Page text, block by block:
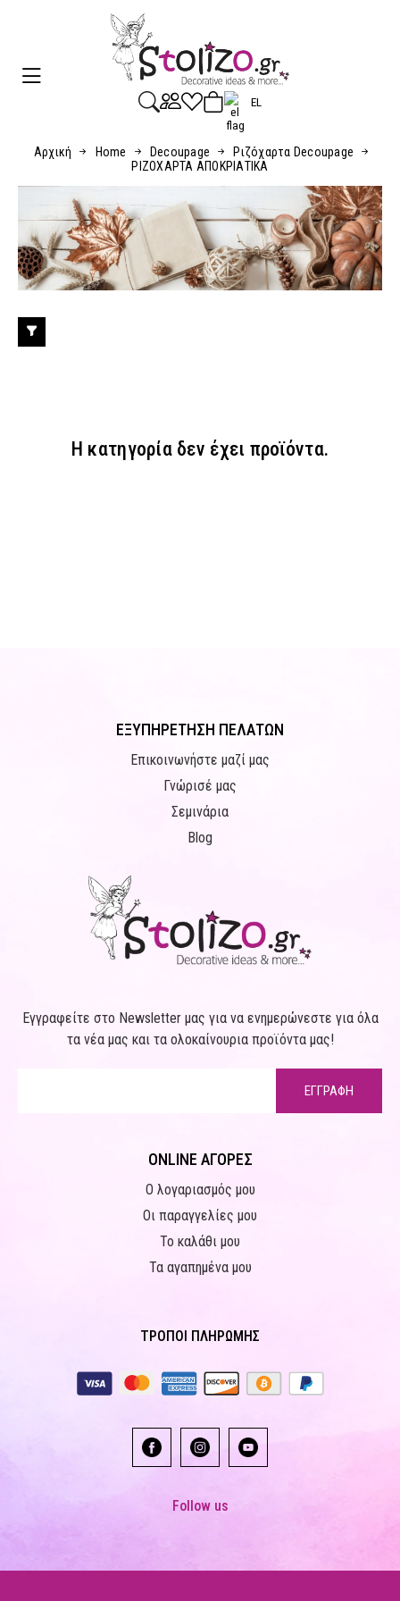
EL
Αρχική Home Decoupage
Ριζόχαρτα Decoupage
ΡΙΖΟΧΑΡΤΑ ΑΠΟΚΡΙΑΤΙΚΑ
Η κατηγορία δεν έχει προϊόντα.
ΕΞΥΠΗΡΕΤΗΣΗ ΠΕΛΑΤΩΝ
Επικοινωνήστε μαζί μας
Γνώρισέ μας
Σεμινάρια
Blog
Εγγραφείτε στο Newsletter μας για να ενημερώνεστε για όλα
τα νέα μας και τα ολοκαίνουρια προϊόντα μας!
ΕΓΓΡΑΦΗ
ONLINE ΑΓΟΡΕΣ
Ο λογαριασμός μου
Οι παραγγελίες μου
Το καλάθι μου
Τα αγαπημένα μου
ΤΡΟΠΟΙ ΠΛΗΡΩΜΗΣ
Follow us